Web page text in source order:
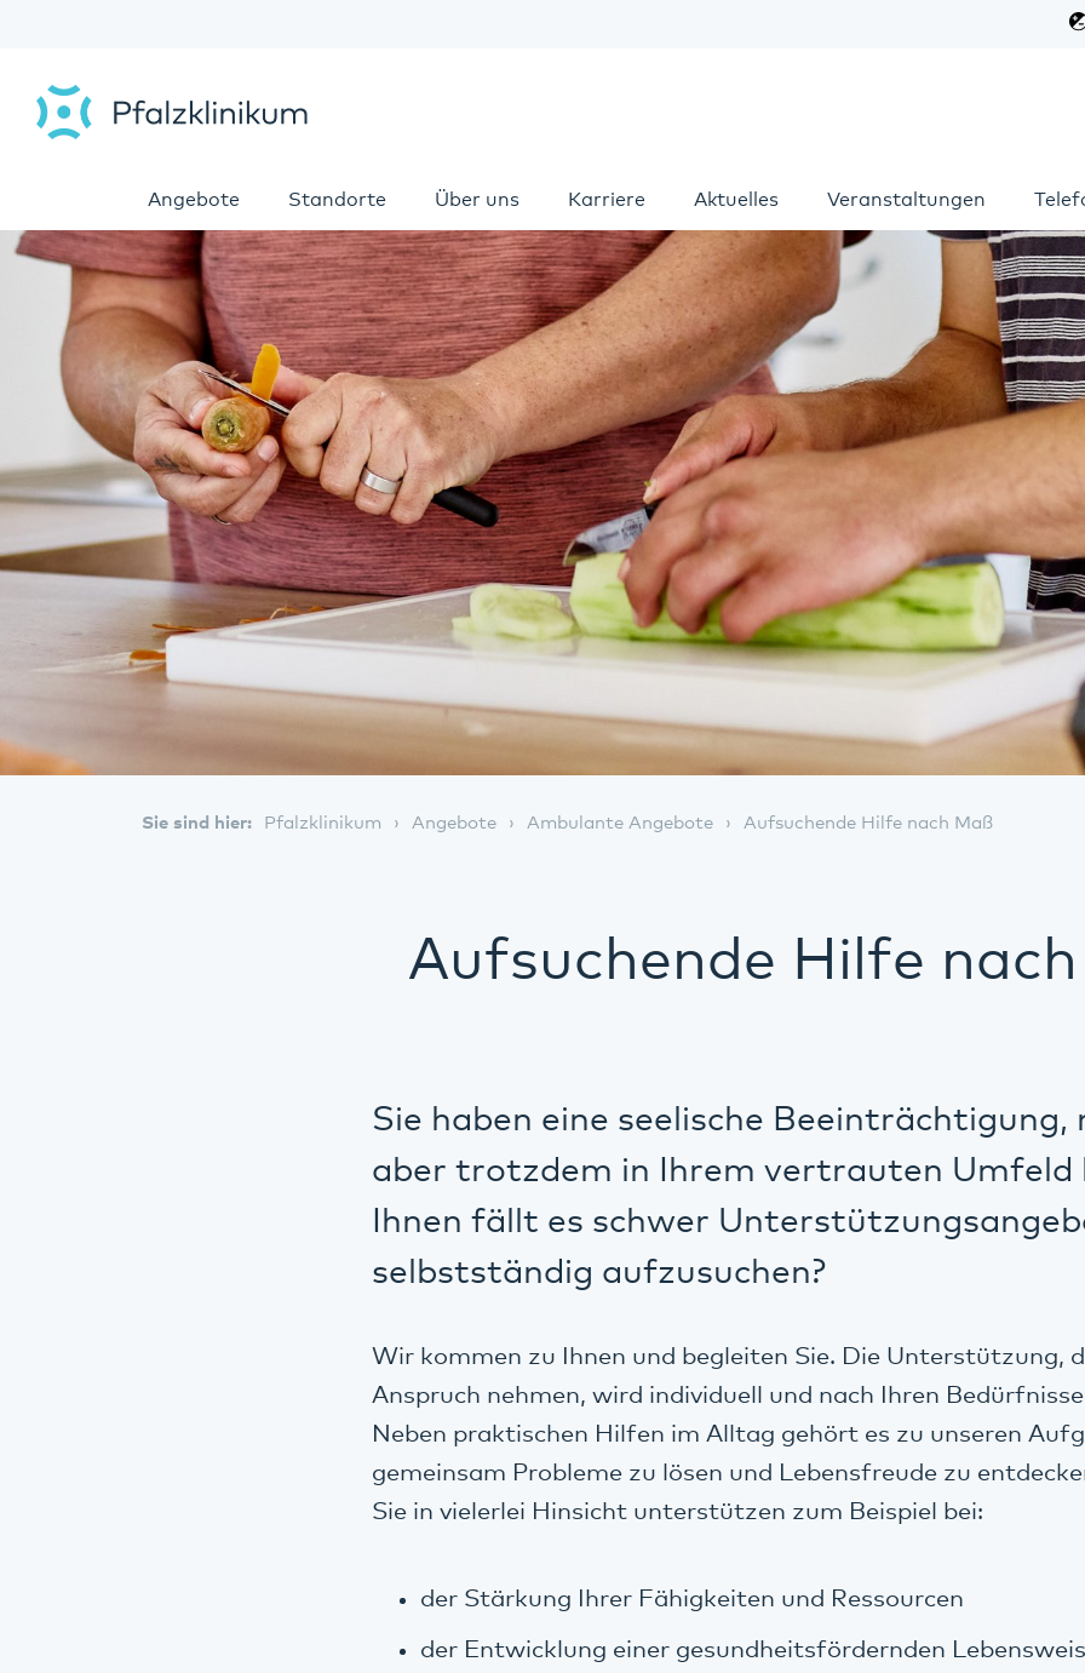
Angebote Standorte Über uns Karriere Aktuelles Veranstaltungen
Sie sind hier: Pfalzklinikum Angebote Ambulante Angebote Aufsuchende Hilfe nach Maß
Aufsuchende Hilfe
Sie haben eine seelische Beeinträchtigung,
aber trotzdem in Ihrem vertrauten Umfeld
Ihnen fällt es schwer
selbstständig aufzusuchen?
Wir kommen zu Ihnen und begleiten Sie. Die Unterstützung,
Anspruch nehmen, wird individuell und nach Ihren
Neben praktischen Hilfen im Alltag gehört es zu unseren
gemeinsam Probleme zu lösen und Lebensfreude zu
Sie in vielerlei Hinsicht unterstützen zum Beispiel bei:
der Stärkung Ihrer Fähigkeiten und Ressourcen
der Entwicklung einer gesundheitsfördernden